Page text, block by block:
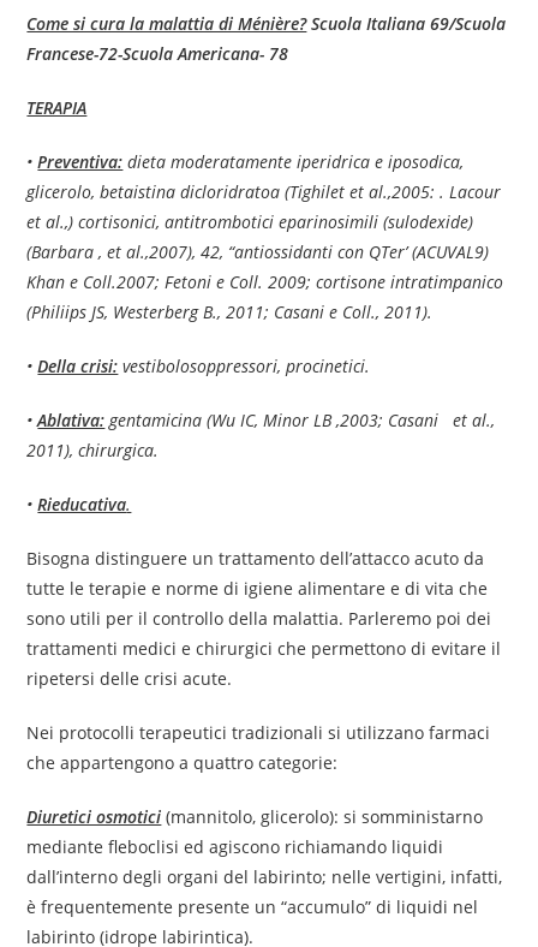
Come si cura la malattia di Ménière?Scuola Italiana 69/Scuola
Francese-72-Scuola Americana- 78
TERAPIA
•Preventiva: dieta moderatamente iperidrica e iposodica,
glicerolo, betaistina dicloridratoa (Tighilet et al.,2005: . Lacour
et al.,) cortisonici, antitrombotici eparinosimili (sulodexide)
(Barbara , et al.,2007), 42, “antiossidanti con QTer’ (ACUVAL9)
Khan e Coll.2007; Fetoni e Coll. 2009; cortisone intratimpanico
(Philiips JS, Westerberg B., 2011; Casani e Coll., 2011).
•Della crisi: vestibolosoppressori, procinetici.
•Ablativa:gentamicina (Wu IC, Minor LB ,2003; Casani et al.,
2011), chirurgica.
•Rieducativa.
Bisogna distinguere un trattamento dell’attacco acuto da
tutte le terapie e norme di igiene alimentare e di vita che
sono utili per il controllo della malattia. Parleremo poi dei
trattamenti medici e chirurgici che permettono di evitare il
ripetersi delle crisi acute.
Nei protocolli terapeutici tradizionali si utilizzano farmaci
che appartengono a quattro categorie:
Diuretici osmotici (mannitolo, glicerolo): si somministarno
mediante fleboclisi ed agiscono richiamando liquidi
dall’interno degli organi del labirinto; nelle vertigini, infatti,
è frequentemente presente un “accumulo” di liquidi nel
labirinto (idrope labirintica).